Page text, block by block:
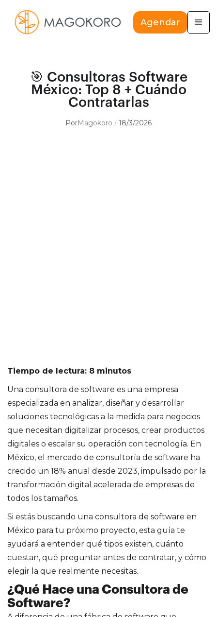
Agendar
🎯 Consultoras Software
México: Top 8 + Cuándo
Contratarlas
PorMagokoro 18/3/2026
Tiempo de lectura: 8 minutos
Una consultora de software es una empresa
especializada en analizar, diseñar y desarrollar
soluciones tecnológicas a la medida para negocios
que necesitan digitalizar procesos, crear productos
digitales o escalar su operación con tecnología. En
México, el mercado de consultoría de software ha
crecido un 18% anual desde 2023, impulsado por la
transformación digital acelerada de empresas de
todos los tamaños.
Si estás buscando una consultora de software en
México para tu próximo proyecto, esta guía te
ayudará a entender qué tipos existen, cuánto
cuestan, qué preguntar antes de contratar, y cómo
elegir la que realmente necesitas.
¿Qué Hace una Consultora de
Software?